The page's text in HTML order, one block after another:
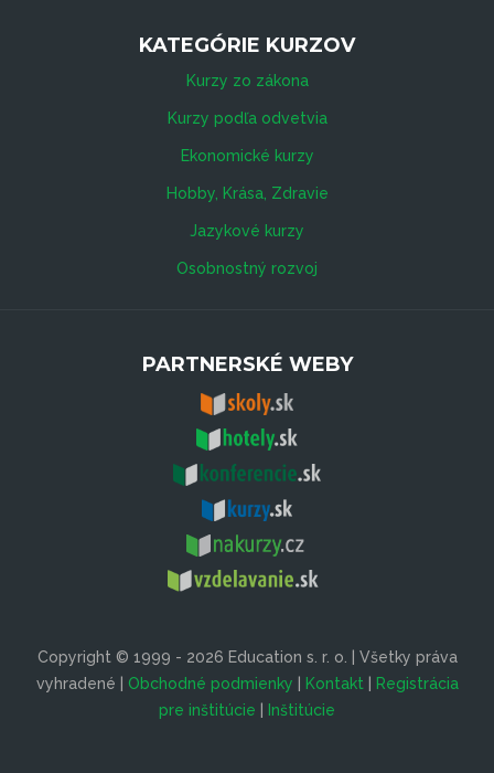
KATEGÓRIE KURZOV
Kurzy zo zákona
Kurzy podľa odvetvia
Ekonomické kurzy
Hobby, Krása, Zdravie
Jazykové kurzy
Osobnostný rozvoj
PARTNERSKÉ WEBY
Copyright © 1999 - 2026 Education s. r. o. | Všetky práva
vyhradené | Obchodné podmienky | Kontakt | Registrácia
pre inštitúcie | Inštitúcie